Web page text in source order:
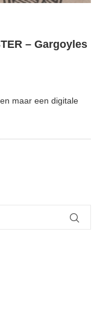
– Gargoyles
maar een digitale